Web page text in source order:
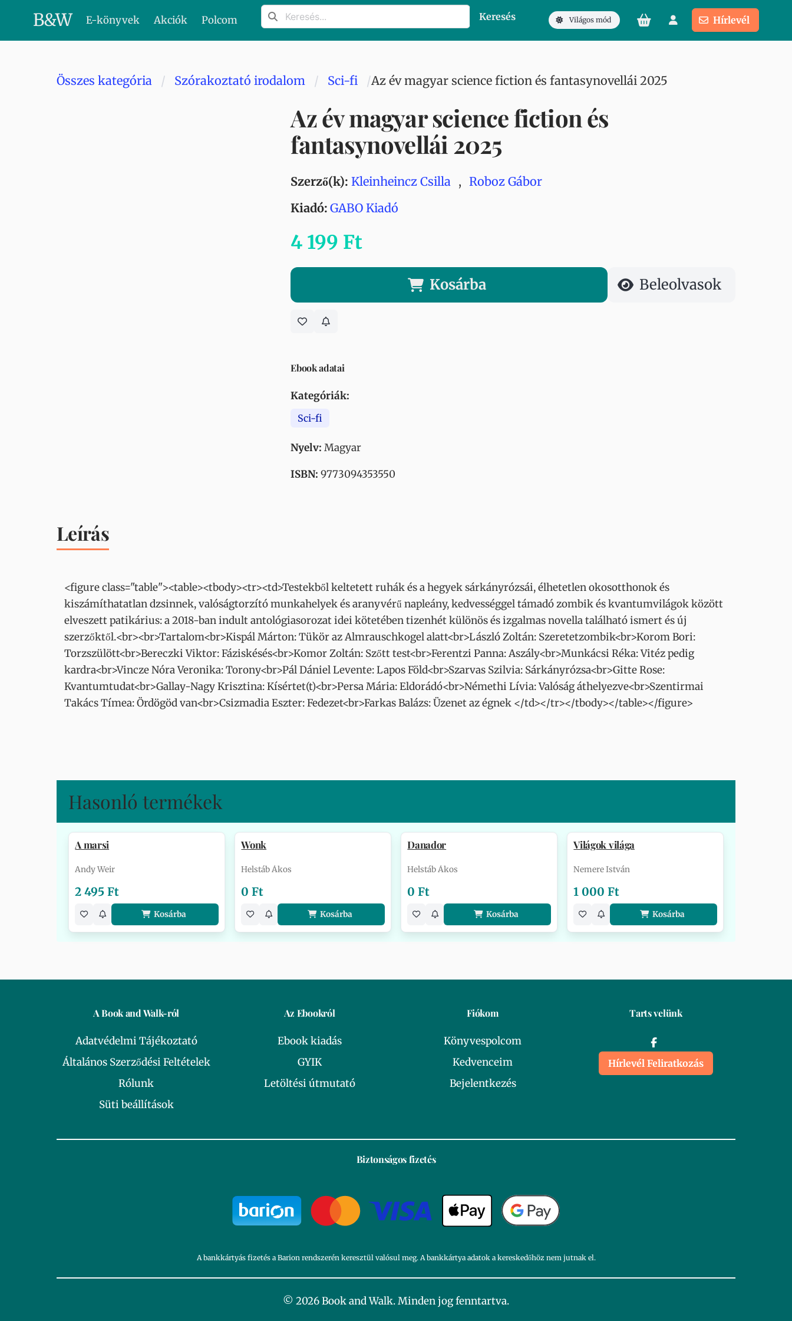
B&W E-könyvek Akciók Polcom Keresés Világos mód Hírlevél
Összes kategória Szórakoztató irodalom Sci-fi Az év magyar science fiction és fantasynovellái 2025
Az év magyar science fiction és
fantasynovellái 2025
Szerző(k): Kleinheincz Csilla , Roboz Gábor
Kiadó: GABO Kiadó
4 199 Ft
Kosárba Beleolvasok
Ebook adatai
Kategóriák:
Sci-fi
Nyelv: Magyar
ISBN: 9773094353550
Leírás
<figure class="table"><table><tbody><tr><td>Testekből keltetett ruhák és a hegyek sárkányrózsái, élhetetlen okosotthonok és
kiszámíthatatlan dzsinnek, valóságtorzító munkahelyek és aranyvérű napleány, kedvességgel támadó zombik és kvantumvilágok között
elveszett patikárius: a 2018-ban indult antológiasorozat idei kötetében tizenhét különös és izgalmas novella található ismert és új
szerzőktől.<br><br>Tartalom<br>Kispál Márton: Tükör az Almrauschkogel alatt<br>László Zoltán: Szeretetzombik<br>Korom Bori:
Torzszülött<br>Bereczki Viktor: Fáziskésés<br>Komor Zoltán: Szőtt test<br>Ferentzi Panna: Aszály<br>Munkácsi Réka: Vitéz pedig
kardra<br>Vincze Nóra Veronika: Torony<br>Pál Dániel Levente: Lapos Föld<br>Szarvas Szilvia: Sárkányrózsa<br>Gitte Rose:
Kvantumtudat<br>Gallay-Nagy Krisztina: Kísértet(t)<br>Persa Mária: Eldorádó<br>Némethi Lívia: Valóság áthelyezve<br>Szentirmai
Takács Tímea: Ördögöd van<br>Csizmadia Eszter: Fedezet<br>Farkas Balázs: Üzenet az égnek </td></tr></tbody></table></figure>
Hasonló termékek
A marsi
Andy Weir
2 495 Ft
Kosárba
Wonk
Helstáb Ákos
0 Ft
Kosárba
Danador
Helstáb Ákos
0 Ft
Kosárba
Világok világa
Nemere István
1 000 Ft
Kosárba
A Book and Walk-ról
Adatvédelmi Tájékoztató
Általános Szerződési Feltételek
Rólunk
Süti beállítások
Az Ebookról
Ebook kiadás
GYIK
Letöltési útmutató
Fiókom
Könyvespolcom
Kedvenceim
Bejelentkezés
Tarts velünk
Hírlevél Feliratkozás
Biztonságos fizetés
A bankkártyás fizetés a Barion rendszerén keresztül valósul meg. A bankkártya adatok a kereskedőhöz nem jutnak el.
© 2026 Book and Walk. Minden jog fenntartva.